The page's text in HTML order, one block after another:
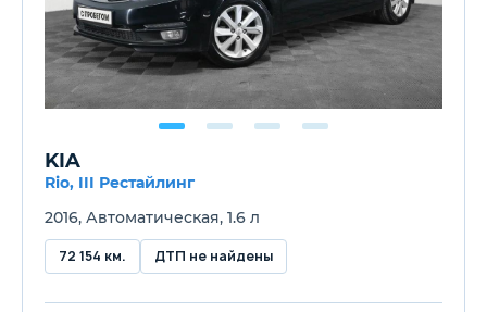
KIA
Rio, III Рестайлинг
2016, Автоматическая, 1.6 л
72 154 км. ДТП не найдены